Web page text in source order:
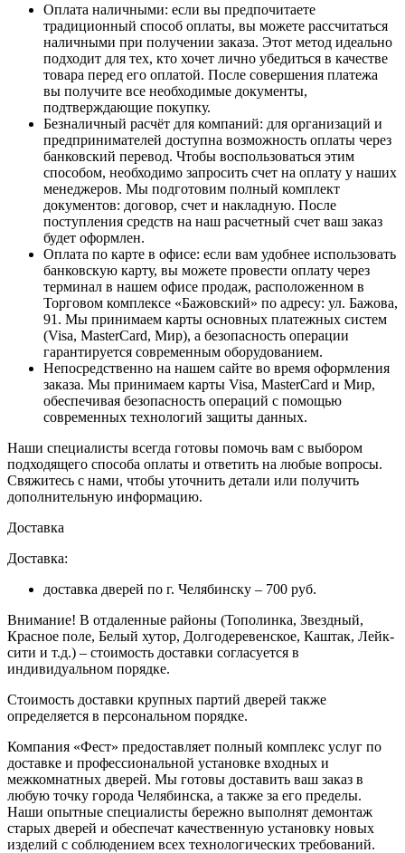
Оплата наличными: если вы предпочитаете
традиционный способ оплаты, вы можете рассчитаться
наличными при получении заказа. Этот метод идеально
подходит для тех, кто хочет лично убедиться в качестве
товара перед его оплатой. После совершения платежа
вы получите все необходимые документы,
подтверждающие покупку.
Безналичный расчёт для компаний: для организаций и
предпринимателей доступна возможность оплаты через
банковский перевод. Чтобы воспользоваться этим
способом, необходимо запросить счет на оплату у наших
менеджеров. Мы подготовим полный комплект
документов: договор, счет и накладную. После
поступления средств на наш расчетный счет ваш заказ
будет оформлен.
Оплата по карте в офисе: если вам удобнее использовать
банковскую карту, вы можете провести оплату через
терминал в нашем офисе продаж, расположенном в
Торговом комплексе «Бажовский» по адресу: ул. Бажова,
91. Мы принимаем карты основных платежных систем
(Visa, MasterCard, Мир), а безопасность операции
гарантируется современным оборудованием.
Непосредственно на нашем сайте во время оформления
заказа. Мы принимаем карты Visa, MasterCard и Мир,
обеспечивая безопасность операций с помощью
современных технологий защиты данных.
Наши специалисты всегда готовы помочь вам с выбором
подходящего способа оплаты и ответить на любые вопросы.
Свяжитесь с нами, чтобы уточнить детали или получить
дополнительную информацию.
Доставка
Доставка:
доставка дверей по г. Челябинску – 700 руб.
Внимание! В отдаленные районы (Тополинка, Звездный,
Красное поле, Белый хутор, Долгодеревенское, Каштак, Лейк-
сити и т.д.) – стоимость доставки согласуется в
индивидуальном порядке.
Стоимость доставки крупных партий дверей также
определяется в персональном порядке.
Компания «Фест» предоставляет полный комплекс услуг по
доставке и профессиональной установке входных и
межкомнатных дверей. Мы готовы доставить ваш заказ в
любую точку города Челябинска, а также за его пределы.
Наши опытные специалисты бережно выполнят демонтаж
старых дверей и обеспечат качественную установку новых
изделий с соблюдением всех технологических требований.